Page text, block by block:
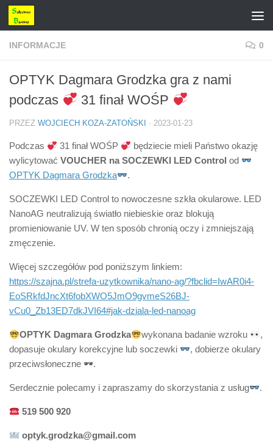
Przejdź do treści
INFORMACJE 0
OPTYK Dagmara Grodzka gra z nami
podczas
31 finał WOŚP
PRZEZ WOJCIECH KOZA-ZATOŃSKI · 2023-01-23
Podczas 31 finał WOŚP
będziecie mieli Państwo okazję
wylicytować VOUCHER na SOCZEWKI LED Control od
OPTYK Dagmara Grodzka
.
SOCZEWKI LED Control to nowoczesne szkła okularowe. LED
NanoAG neutralizują światło niebieskie oraz blokują
promieniowanie UV. W ten sposób chronią oczy i zmniejszają
zmęczenie.
Więcej szczegółów pod poniższym linkiem:
https://szajna.pl/strefa-uzytkownika/nano-ag/?fbclid=IwAR0i4-
EoSRkfdJncXt6fobXWO5JmO9gvmeS26BJ-
vCu0_Zb13ED7dkJVI64#jak-dziala-led-nanoag
OPTYK Dagmara Grodzka wykonana badanie wzroku
,
dopasuje okulary korekcyjne lub soczewki
, dobierze okulary
przeciwsłoneczne 🕶.
Serdecznie polecamy i zapraszamy do skorzystania z usług .
519 500 920
optyk.grodzka@gmail.com